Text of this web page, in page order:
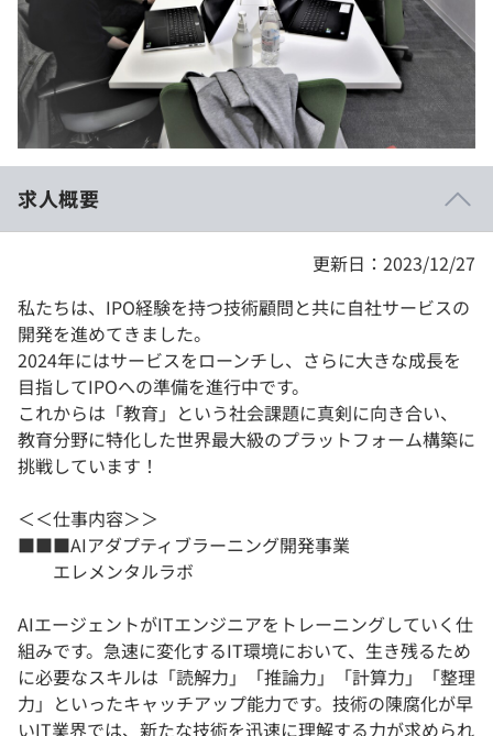
個人向けプラン
法人向けプラン
学校向けプラン
契約内容・クーポン
求人概要
更新日：2023/12/27
私たちは、IPO経験を持つ技術顧問と共に自社サービスの
開発を進めてきました。
2024年にはサービスをローンチし、さらに大きな成長を
目指してIPOへの準備を進行中です。
これからは「教育」という社会課題に真剣に向き合い、
教育分野に特化した世界最大級のプラットフォーム構築に
挑戦しています！
＜＜仕事内容＞＞
■■■AIアダプティブラーニング開発事業
エレメンタルラボ
AIエージェントがITエンジニアをトレーニングしていく仕
組みです。急速に変化するIT環境において、生き残るため
に必要なスキルは「読解力」「推論力」「計算力」「整理
力」といったキャッチアップ能力です。技術の陳腐化が早
いIT業界では、新たな技術を迅速に理解する力が求められ